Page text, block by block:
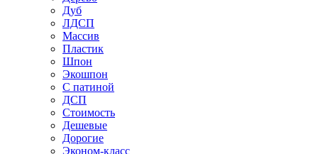
Дуб
ЛДСП
Массив
Пластик
Шпон
Экошпон
С патиной
ДСП
Стоимость
Дешевые
Дорогие
Эконом-класс